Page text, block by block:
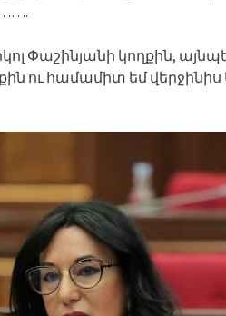
Փաշինյանի կողքին,
ու համամիտ եմ